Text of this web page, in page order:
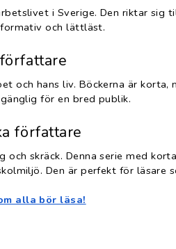
i Sverige. Den riktar sig
och lättläst.
och hans liv. Böckerna är korta,
för en bred publik.
författare
och skräck. Denna serie med
Den är perfekt för läsare
alla bör läsa!